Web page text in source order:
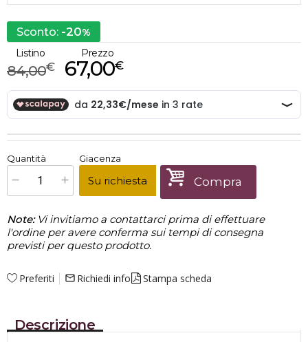
Sconto: -20%
Listino
€
84,00
Prezzo
€
67,00
x1 Prezzo finale:€67,00
Quantità Giacenza
Su richiesta Compra
Note: Vi invitiamo a contattarci prima di effettuare
l'ordine per avere conferma sui tempi di consegna
previsti per questo prodotto.
Preferiti mail_outline Richiedi info Stampa scheda
Descrizione